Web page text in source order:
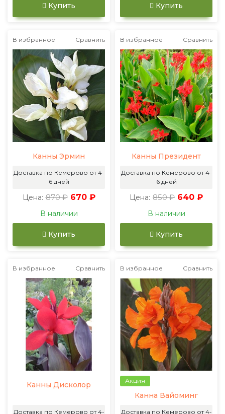
Купить Купить
В избранное Сравнить
Канны Эрмин
Доставка по Кемерово от 4-
6 дней
Цена: 870 ₽ 670 ₽
В наличии
Купить
В избранное Сравнить
Канны Президент
Доставка по Кемерово от 4-
6 дней
Цена: 850 ₽ 640 ₽
В наличии
Купить
В избранное Сравнить
Канны Дисколор
Доставка по Кемерово от 4-
В избранное Сравнить
Акция
Канна Вайоминг
Доставка по Кемерово от 4-